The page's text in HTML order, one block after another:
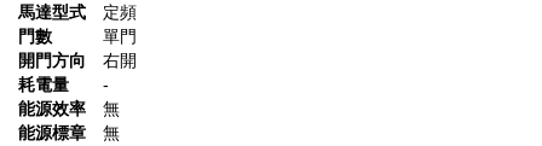
馬達型式
定頻
門數
單門
開門方向
右開
耗電量
-
能源效率
無
能源標章
無